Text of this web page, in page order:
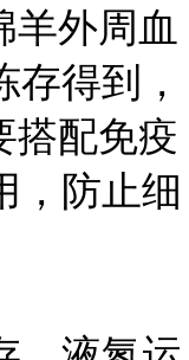
羊外周血
得到，
搭配免疫
，防止细